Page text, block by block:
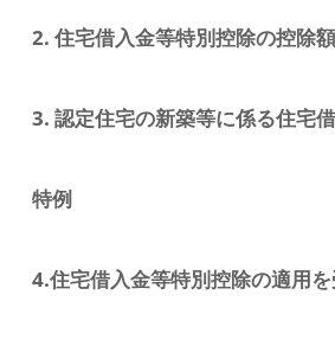
2. 住宅借入金等特別控除の控除額
3. 認定住宅の新築等に係る住宅
特例
4.住宅借入金等特別控除の適用